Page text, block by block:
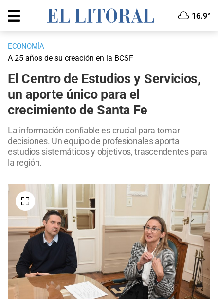
16.9°
ECONOMÍA
A 25 años de su creación en la BCSF
El Centro de Estudios y Servicios,
un aporte único para el
crecimiento de Santa Fe
La información confiable es crucial para tomar
decisiones. Un equipo de profesionales aporta
estudios sistemáticos y objetivos, trascendentes para
la región.